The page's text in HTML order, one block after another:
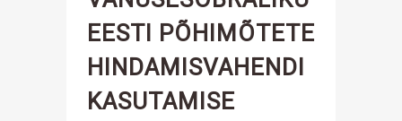
EESTI PÕHIMÕTETE
HINDAMISVAHENDI
KASUTAMISE